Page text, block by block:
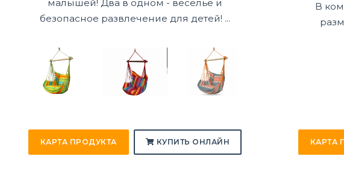
малышей! Два в одном - веселье и
безопасное развлечение для детей! ...
КАРТА ПРОДУКТА КУПИТЬ ОНЛАЙН
В
КАРТА